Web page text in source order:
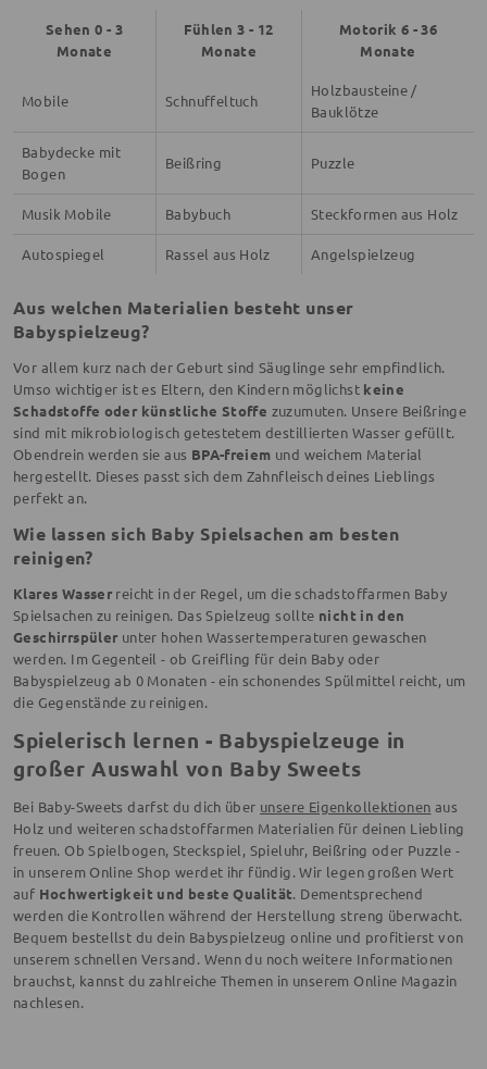
Sehen 0 - 3
Monate
Fühlen 3 - 12
Monate
Motorik 6 - 36
Monate
Mobile Schnuffeltuch
Holzbausteine /
Bauklötze
Babydecke mit
Bogen
Beißring Puzzle
Musik Mobile Babybuch Steckformen aus Holz
Autospiegel Rassel aus Holz Angelspielzeug
Aus welchen Materialien besteht unser
Babyspielzeug?
Vor allem kurz nach der Geburt sind Säuglinge sehr empfindlich.
Umso wichtiger ist es Eltern, den Kindern möglichst keine
Schadstoffe oder künstliche Stoffe zuzumuten. Unsere Beißringe
sind mit mikrobiologisch getestetem destillierten Wasser gefüllt.
Obendrein werden sie aus BPA-freiem und weichem Material
hergestellt. Dieses passt sich dem Zahnfleisch deines Lieblings
perfekt an.
Wie lassen sich Baby Spielsachen am besten
reinigen?
Klares Wasser reicht in der Regel, um die schadstoffarmen Baby
Spielsachen zu reinigen. Das Spielzeug sollte nicht in den
Geschirrspüler unter hohen Wassertemperaturen gewaschen
werden. Im Gegenteil - ob Greifling für dein Baby oder
Babyspielzeug ab 0 Monaten - ein schonendes Spülmittel reicht, um
die Gegenstände zu reinigen.
Spielerisch lernen - Babyspielzeuge in
großer Auswahl von Baby Sweets
Bei Baby-Sweets darfst du dich über unsere Eigenkollektionen aus
Holz und weiteren schadstoffarmen Materialien für deinen Liebling
freuen. Ob Spielbogen, Steckspiel, Spieluhr, Beißring oder Puzzle -
in unserem Online Shop werdet ihr fündig. Wir legen großen Wert
auf Hochwertigkeit und beste Qualität. Dementsprechend
werden die Kontrollen während der Herstellung streng überwacht.
Bequem bestellst du dein Babyspielzeug online und profitierst von
unserem schnellen Versand. Wenn du noch weitere Informationen
brauchst, kannst du zahlreiche Themen in unserem Online Magazin
nachlesen.